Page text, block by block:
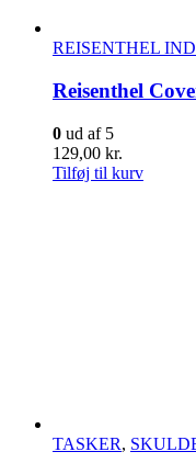
REISENTHEL
Reisenthel
0 ud af 5
129,00 kr.
Tilføj til kurv
TASKER,